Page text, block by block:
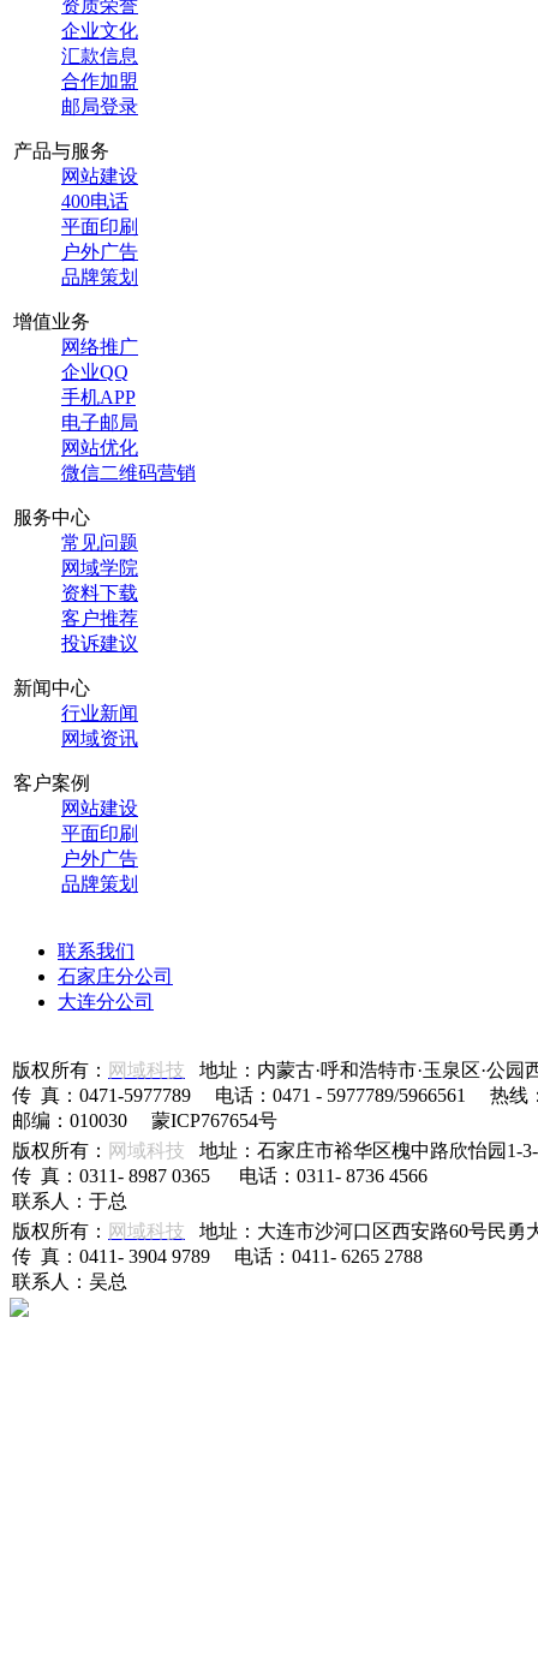
资质荣誉
企业文化
汇款信息
合作加盟
邮局登录
产品与服务
网站建设
400电话
平面印刷
户外广告
品牌策划
增值业务
网络推广
企业QQ
手机APP
电子邮局
网站优化
微信二维码营销
服务中心
常见问题
网域学院
资料下载
客户推荐
投诉建议
新闻中心
行业新闻
网域资讯
客户案例
网站建设
平面印刷
户外广告
品牌策划
联系我们
石家庄分公司
大连分公司
版权所有： 网域科技 地址：内蒙古·呼和浩特市·玉泉区·公园
传 真：0471-5977789 电话：0471 - 5977789/5966561 热线
邮编：010030 蒙ICP767654号
版权所有： 网域科技 地址：石家庄市裕华区槐中路欣怡园1-
传 真：0311- 8987 0365 电话：0311- 8736 4566
联系人：于总
版权所有： 网域科技 地址：大连市沙河口区西安路60号民勇
传 真：0411- 3904 9789 电话：0411- 6265 2788
联系人：吴总